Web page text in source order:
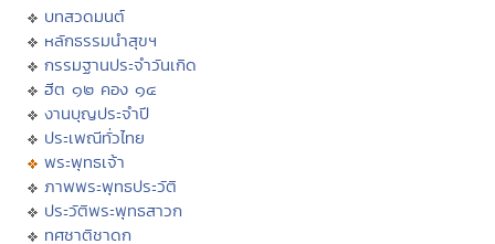
บทสวดมนต์
หลักธรรมนำสุขฯ
กรรมฐานประจำวันเกิด
ฮีต ๑๒ คอง ๑๔
งานบุญประจำปี
ประเพณีทั่วไทย
พระพุทธเจ้า
ภาพพระพุทธประวัติ
ประวัติพระพุทธสาวก
ทศชาติชาดก